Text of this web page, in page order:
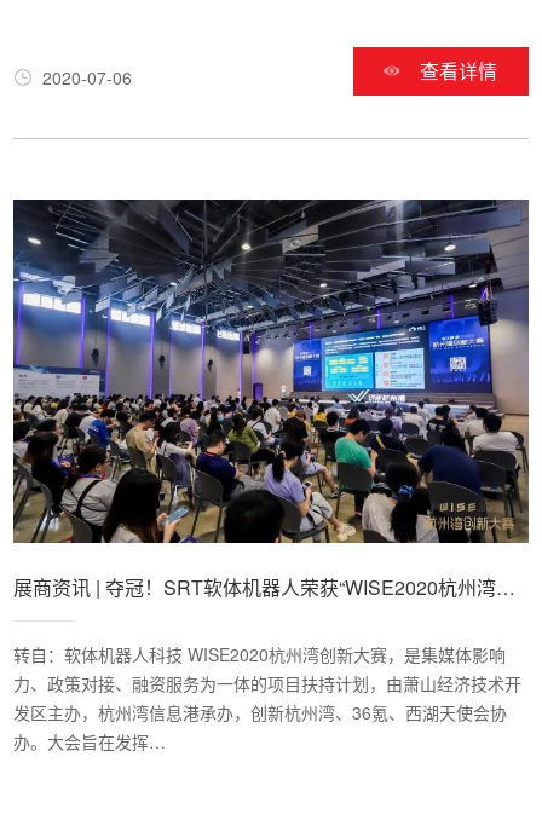
2020-07-06 查看详情
展商资讯 | 夺冠！SRT软体机器人荣获“WISE2020杭州湾创
新大赛”一等奖！
转自：软体机器人科技 WISE2020杭州湾创新大赛，是集媒体影响
力、政策对接、融资服务为一体的项目扶持计划，由萧山经济技术开
发区主办，杭州湾信息港承办，创新杭州湾、36氪、西湖天使会协
办。大会旨在发挥…